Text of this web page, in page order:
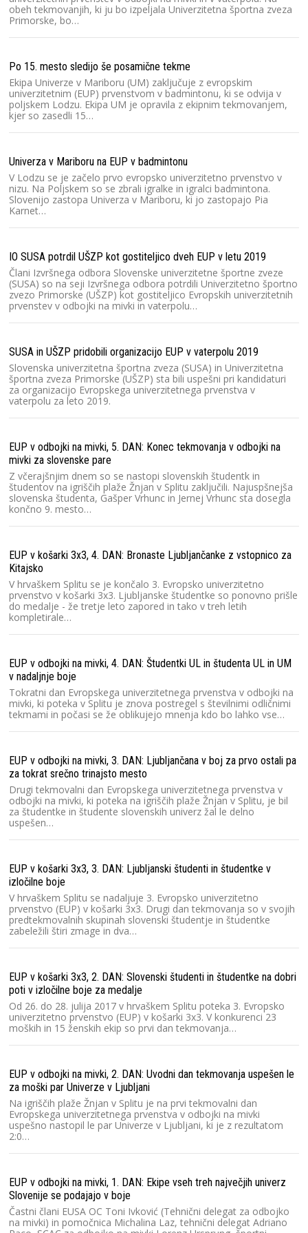
obeh tekmovanjih, ki ju bo izpeljala Univerzitetna športna zveza
Primorske, bo…
Po 15. mesto sledijo še posamične tekme
Ekipa Univerze v Mariboru (UM) zaključuje z evropskim
univerzitetnim (EUP) prvenstvom v badmintonu, ki se odvija v
poljskem Lodzu. Ekipa UM je opravila z ekipnim tekmovanjem,
kjer so zasedli 15…
Univerza v Mariboru na EUP v badmintonu
V Lodzu se je začelo prvo evropsko univerzitetno prvenstvo v
nizu. Na Poljskem so se zbrali igralke in igralci badmintona.
Slovenijo zastopa Univerza v Mariboru, ki jo zastopajo Pia
Karnet…
IO SUSA potrdil UŠZP kot gostiteljico dveh EUP v letu 2019
Člani Izvršnega odbora Slovenske univerzitetne športne zveze
(SUSA) so na seji Izvršnega odbora potrdili Univerzitetno športno
zvezo Primorske (UŠZP) kot gostiteljico Evropskih univerzitetnih
prvenstev v odbojki na mivki in vaterpolu…
SUSA in UŠZP pridobili organizacijo EUP v vaterpolu 2019
Slovenska univerzitetna športna zveza (SUSA) in Univerzitetna
športna zveza Primorske (UŠZP) sta bili uspešni pri kandidaturi
za organizacijo Evropskega univerzitetnega prvenstva v
vaterpolu za leto 2019.
EUP v odbojki na mivki, 5. DAN: Konec tekmovanja v odbojki na
mivki za slovenske pare
Z včerajšnjim dnem so se nastopi slovenskih študentk in
študentov na igriščih plaže Žnjan v Splitu zaključili. Najuspšnejša
slovenska študenta, Gašper Vrhunc in Jernej Vrhunc sta dosegla
končno 9. mesto…
EUP v košarki 3x3, 4. DAN: Bronaste Ljubljančanke z vstopnico za
Kitajsko
V hrvaškem Splitu se je končalo 3. Evropsko univerzitetno
prvenstvo v košarki 3x3. Ljubljanske študentke so ponovno prišle
do medalje - že tretje leto zapored in tako v treh letih
kompletirale…
EUP v odbojki na mivki, 4. DAN: Študentki UL in študenta UL in UM
v nadaljnje boje
Tokratni dan Evropskega univerzitetnega prvenstva v odbojki na
mivki, ki poteka v Splitu je znova postregel s številnimi odličnimi
tekmami in počasi se že oblikujejo mnenja kdo bo lahko vse…
EUP v odbojki na mivki, 3. DAN: Ljubljančana v boj za prvo ostali pa
za tokrat srečno trinajsto mesto
Drugi tekmovalni dan Evropskega univerzitetnega prvenstva v
odbojki na mivki, ki poteka na igriščih plaže Žnjan v Splitu, je bil
za študentke in študente slovenskih univerz žal le delno
uspešen…
EUP v košarki 3x3, 3. DAN: Ljubljanski študenti in študentke v
izločilne boje
V hrvaškem Splitu se nadaljuje 3. Evropsko univerzitetno
prvenstvo (EUP) v košarki 3x3. Drugi dan tekmovanja so v svojih
predtekmovalnih skupinah slovenski študentje in študentke
zabeležili štiri zmage in dva…
EUP v košarki 3x3, 2. DAN: Slovenski študenti in študentke na dobri
poti v izločilne boje za medalje
Od 26. do 28. julija 2017 v hrvaškem Splitu poteka 3. Evropsko
univerzitetno prvenstvo (EUP) v košarki 3x3. V konkurenci 23
moških in 15 ženskih ekip so prvi dan tekmovanja…
EUP v odbojki na mivki, 2. DAN: Uvodni dan tekmovanja uspešen le
za moški par Univerze v Ljubljani
Na igriščih plaže Žnjan v Splitu je na prvi tekmovalni dan
Evropskega univerzitetnega prvenstva v odbojki na mivki
uspešno nastopil le par Univerze v Ljubljani, ki je z rezultatom
2:0…
EUP v odbojki na mivki, 1. DAN: Ekipe vseh treh največjih univerz
Slovenije se podajajo v boje
Častni člani EUSA OC Toni Ivković (Tehnični delegat za odbojko
na mivki) in pomočnica Michalina Laz, tehnični delegat Adriano